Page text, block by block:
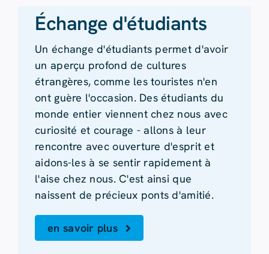
Échange d'étudiants
Un échange d'étudiants permet d'avoir
un aperçu profond de cultures
étrangères, comme les touristes n'en
ont guère l'occasion. Des étudiants du
monde entier viennent chez nous avec
curiosité et courage - allons à leur
rencontre avec ouverture d'esprit et
aidons-les à se sentir rapidement à
l'aise chez nous. C'est ainsi que
naissent de précieux ponts d'amitié.
en savoir plus